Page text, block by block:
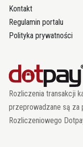
Kontakt
Regulamin portalu
Polityka prywatności
Rozliczenia transakcji
przeprowadzane są za
Rozliczeniowego